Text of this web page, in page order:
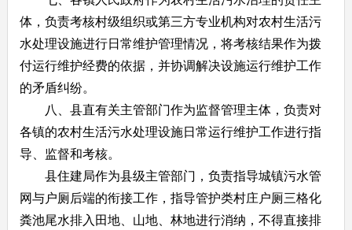
体，负责考核村级组织或第三方专业机构对农村生活污
水处理设施进行日常维护管理情况，将考核结果作为拨
付运行维护经费的依据，并协调解决设施运行维护工作
的矛盾纠纷。
八、县直有关主管部门作为监督管理主体，负责对
各镇的农村生活污水处理设施日常运行维护工作进行指
导、监督和考核。
县住建局作为县级主管部门，负责指导城镇污水管
网与户厕后端的衔接工作，指导管护类村庄户厕三格化
粪池尾水排入田地、山地、林地进行消纳，不得直接排